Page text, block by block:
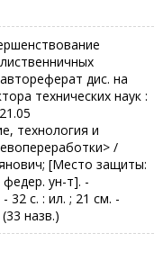
дис. на
технических наук :
технология и
/
[Место защиты:
федер. ун-т]. -
32 с. : ил. ; 21 см. -
назв.)